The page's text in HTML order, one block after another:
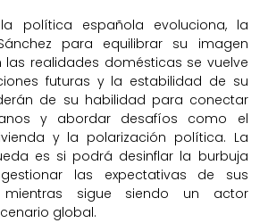
política española evoluciona, la
para equilibrar su imagen
las realidades domésticas se vuelve
futuras y la estabilidad de su
de su habilidad para conectar
y abordar desafíos como el
y la polarización política. La
es si podrá desinflar la burbuja
las expectativas de sus
mientras sigue siendo un actor
global.